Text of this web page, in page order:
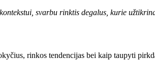
svarbu rinktis degalus, kurie
rinkos tendencijas bei kaip taupyti